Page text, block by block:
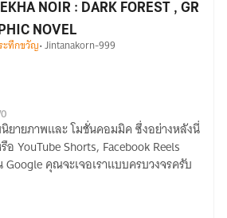
NOIR : DARK FOREST , GR
NOVEL
ะทึกขวัญ• Jintanakorn-999
0
นิยายภาพและ โมชั่นคอมมิค ซึ่งอย่างหลังนี่
คุณจะเจอเราแบบครบวงจรครับ